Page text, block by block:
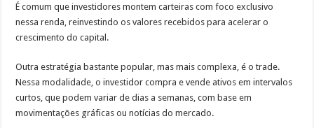
É comum que investidores montem carteiras com foco exclusivo
nessa renda, reinvestindo os valores recebidos para acelerar o
crescimento do capital.
Outra estratégia bastante popular, mas mais complexa, é o trade.
Nessa modalidade, o investidor compra e vende ativos em intervalos
curtos, que podem variar de dias a semanas, com base em
movimentações gráficas ou notícias do mercado.